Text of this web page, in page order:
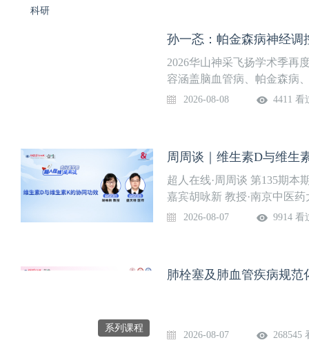
科研
孙一忞：帕金森病神经调
2026华山神采飞扬学术季再
容涵盖脑血管病、帕金森病
山神内的特色诊疗经验。4
2026-08-08 4411 看
周周谈｜维生素D与维生
超人在线·周周谈 第135期
嘉宾胡咏新 教授·南京中医
医师·南京中医药大学附属中
2026-08-07 9914 看
系列课程
肺栓塞及肺血管疾病规范
2026-08-07 268545